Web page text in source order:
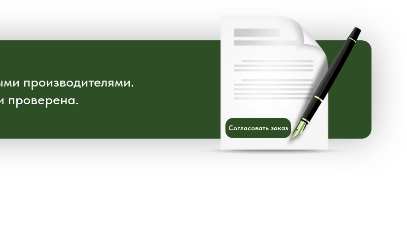
производителями.
проверена.
Согласовать заказ